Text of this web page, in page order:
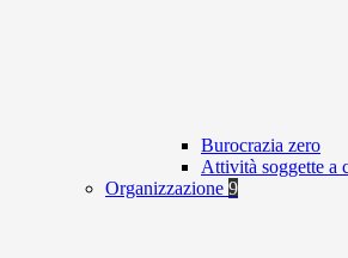
Burocrazia zero
Attività soggette a
Organizzazione 9